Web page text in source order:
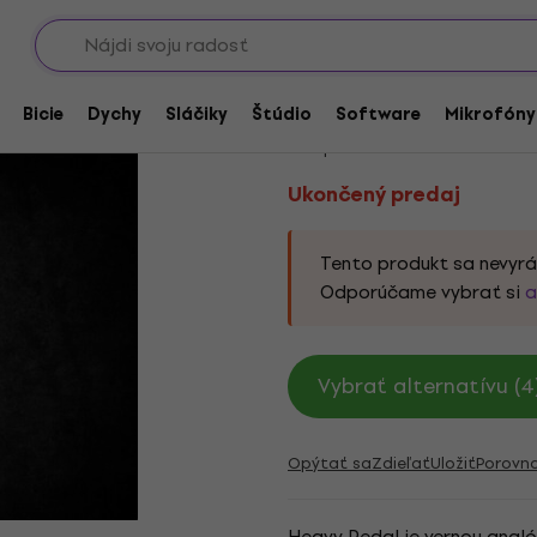
Bicie Dychy Sláčiky Štúdio Software Mikrofóny
Plug-In FX procesory
Ukončený predaj
Audiority Heavy
Kód produktu:
Ukončený predaj
Tento produkt sa
Odporúčame vybrať si
Vybrať alternatívu
Opýtať saZdieľaťUložiť